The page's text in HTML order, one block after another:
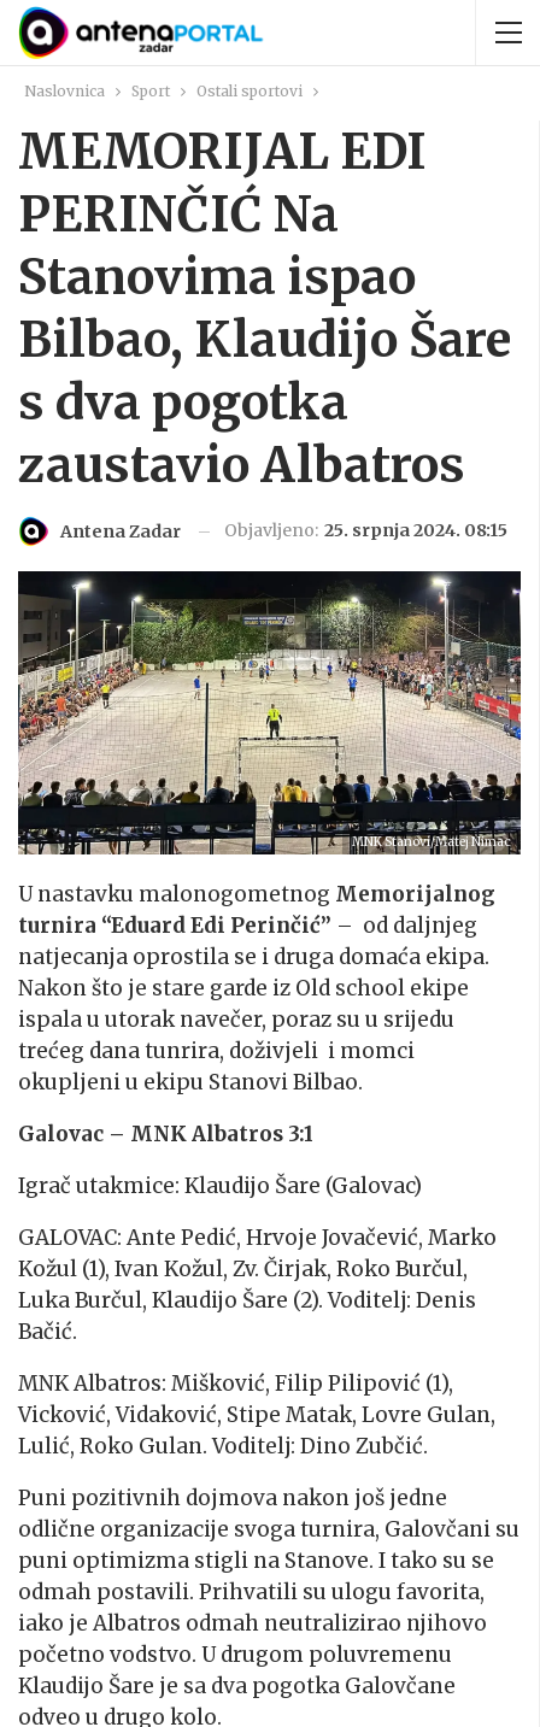
Naslovnica Sport Ostali sportovi
MEMORIJAL EDI
PERINČIĆ Na
Stanovima ispao
Bilbao, Klaudijo Šare
s dva pogotka
zaustavio Albatros
Antena Zadar Objavljeno: 25. srpnja 2024. 08:15
MNK Stanovi/Matej Nimac
U nastavku malonogometnog Memorijalnog
turnira “Eduard Edi Perinčić” – od daljnjeg
natjecanja oprostila se i druga domaća ekipa.
Nakon što je stare garde iz Old school ekipe
ispala u utorak navečer, poraz su u srijedu
trećeg dana tunrira, doživjeli i momci
okupljeni u ekipu Stanovi Bilbao.
Galovac – MNK Albatros 3:1
Igrač utakmice: Klaudijo Šare (Galovac)
GALOVAC: Ante Pedić, Hrvoje Jovačević, Marko
Kožul (1), Ivan Kožul, Zv. Čirjak, Roko Burčul,
Luka Burčul, Klaudijo Šare (2). Voditelj: Denis
Bačić.
MNK Albatros: Mišković, Filip Pilipović (1),
Vicković, Vidaković, Stipe Matak, Lovre Gulan,
Lulić, Roko Gulan. Voditelj: Dino Zubčić.
Puni pozitivnih dojmova nakon još jedne
odlične organizacije svoga turnira, Galovčani su
puni optimizma stigli na Stanove. I tako su se
odmah postavili. Prihvatili su ulogu favorita,
iako je Albatros odmah neutralizirao njihovo
početno vodstvo. U drugom poluvremenu
Klaudijo Šare je sa dva pogotka Galovčane
odveo u drugo kolo.